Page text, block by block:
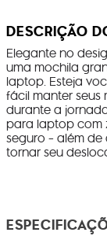
DESCRIÇÃO
Elegante no
uma mochila
laptop. Esteja
fácil manter
durante a
para laptop com
seguro - além
tornar seu